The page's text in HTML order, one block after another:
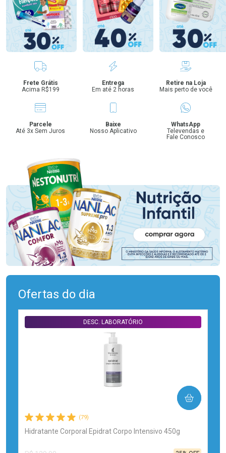
Benefícios
Frete Grátis
Acima R$199
Entrega
Em até 2 horas
Retire na Loja
Mais perto de você
Parcele
Até 3x Sem Juros
Baixe
Nosso Aplicativo
WhatsApp
Televendas e
Fale Conosco
Ofertas do dia
(79)
Hidratante Corporal Epidrat Corpo Intensivo 450g
DESC. LABORATÓRIO
COMPRAR